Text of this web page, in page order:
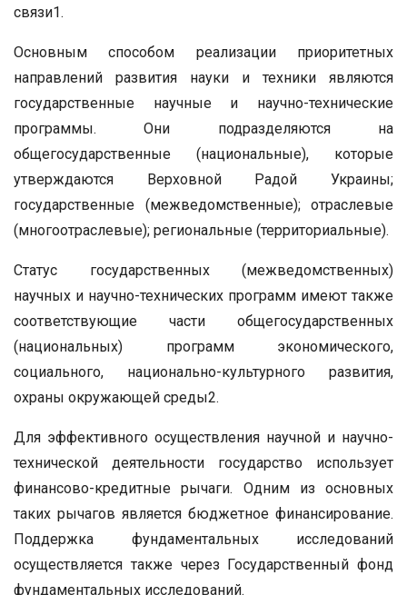
связи1.
Основным способом реализации приоритетных
направлений развития науки и техники являются
государственные научные и научно-технические
программы. Они подразделяются на
общегосударственные (национальные), которые
утверждаются Верховной Радой Украины;
государственные (межведомственные); отраслевые
(многоотраслевые); региональные (территориальные).
Статус государственных (межведомственных)
научных и научно-технических программ имеют также
соответствующие части общегосударственных
(национальных) программ экономического,
социального, национально-культурного развития,
охраны окружающей среды2.
Для эффективного осуществления научной и научно-
технической деятельности государство использует
финансово-кредитные рычаги. Одним из основных
таких рычагов является бюджетное финансирование.
Поддержка фундаментальных исследований
осуществляется также через Государственный фонд
фундаментальных исследований.